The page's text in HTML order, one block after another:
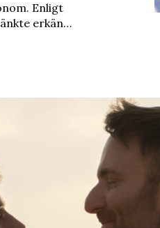
Enligt
erkän…